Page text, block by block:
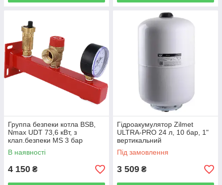
Группа безпеки котла BSB,
Nmax UDT 73,6 кВт, з
клап.безпеки MS 3 бар
(Німеччина)
В наявності
4 150 ₴
Гідроакумулятор Zilmet
ULTRA-PRO 24 л, 10 бар, 1"
вертикальний
Під замовлення
3 509 ₴